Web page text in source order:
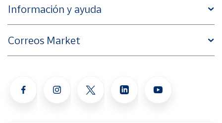
Información y ayuda
Correos Market